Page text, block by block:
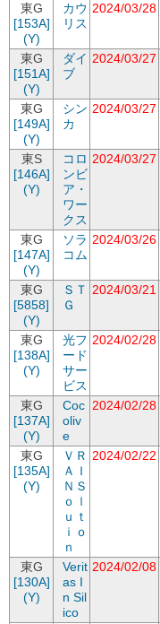
東G
[153A]
(Y)
カウ
リス
2024/03/28
東G
[151A]
(Y)
ダイ
ブ
2024/03/27
東G
[149A]
(Y)
シン
カ
2024/03/27
東S
[146A]
(Y)
コロ
ンビ
ア・
ワー
クス
2024/03/27
東G
[147A]
(Y)
ソラ
コム
2024/03/26
東G
[5858]
(Y)
ＳＴ
Ｇ
2024/03/21
東G
[138A]
(Y)
光フ
ード
サー
ビス
2024/02/28
東G
[137A]
(Y)
Coc
oliv
e
2024/02/28
東G
[135A]
(Y)
ＶＲ
ＡＩ
ＮＳ
ｏｌ
ｕｔ
ｉｏ
ｎ
2024/02/22
東G
[130A]
(Y)
Verit
as I
n Sil
ico
2024/02/08